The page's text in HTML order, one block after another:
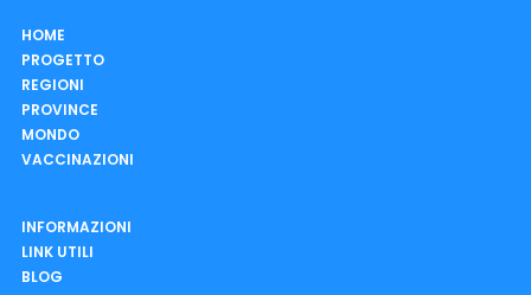
HOME
PROGETTO
REGIONI
PROVINCE
MONDO
VACCINAZIONI
INFORMAZIONI
LINK UTILI
BLOG